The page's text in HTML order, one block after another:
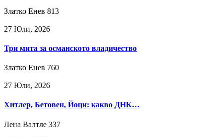
Златко Енев 813
27 Юли, 2026
Три мита за османското владичество
Златко Енев 760
27 Юли, 2026
Хитлер, Бетовен, Йоци: какво ДНК…
Лена Валтле 337